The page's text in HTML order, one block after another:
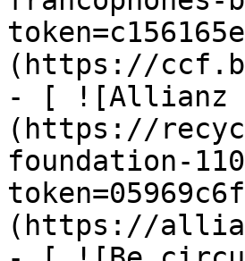
(https://
- [ ![Allianz
(https://
foundation-
(https://